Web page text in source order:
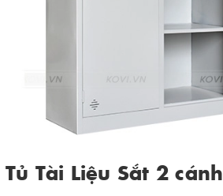
Tủ Tài Liệu Sắt 2 cánh